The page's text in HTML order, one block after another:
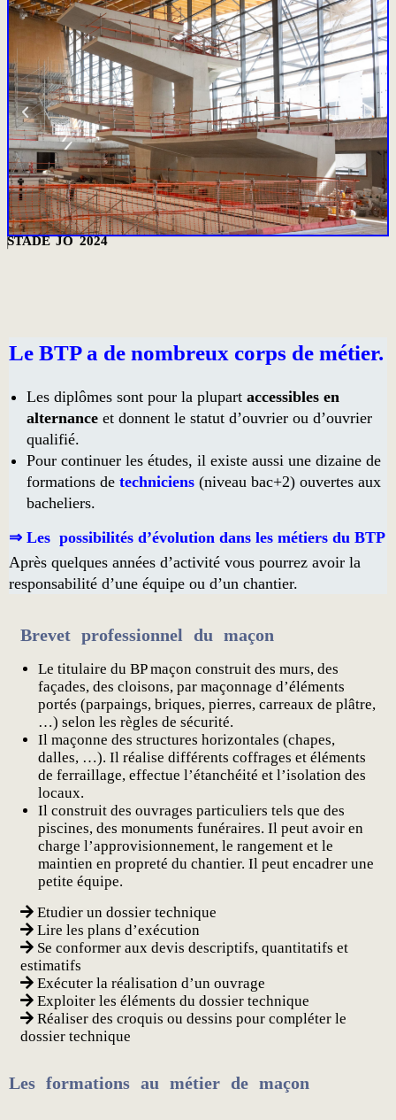
STADE JO 2024
Le BTP a de nombreux corps de métier.
Les diplômes sont pour la plupart accessibles en
alternance et donnent le statut d’ouvrier ou d’ouvrier
qualifié.
Pour continuer les études, il existe aussi une dizaine de
formations de techniciens (niveau bac+2) ouvertes aux
bacheliers.
⇒ Les possibilités d’évolution dans les métiers du BTP
Après quelques années d’activité vous pourrez avoir la
responsabilité d’une équipe ou d’un chantier.
Brevet professionnel du maçon
Le titulaire du BP maçon construit des murs, des
façades, des cloisons, par maçonnage d’éléments
portés (parpaings, briques, pierres, carreaux de plâtre,
…) selon les règles de sécurité.
Il maçonne des structures horizontales (chapes,
dalles, …). Il réalise différents coffrages et éléments
de ferraillage, effectue l’étanchéité et l’isolation des
locaux.
Il construit des ouvrages particuliers tels que des
piscines, des monuments funéraires. Il peut avoir en
charge l’approvisionnement, le rangement et le
maintien en propreté du chantier. Il peut encadrer une
petite équipe.
Etudier un dossier technique
Lire les plans d’exécution
Se conformer aux devis descriptifs, quantitatifs et
estimatifs
Exécuter la réalisation d’un ouvrage
Exploiter les éléments du dossier technique
Réaliser des croquis ou dessins pour compléter le
dossier technique
Les formations au métier de maçon